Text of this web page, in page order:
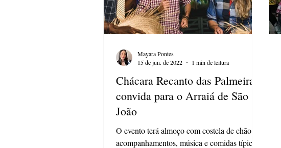
Chácara Recanto das Palmeiras
convida para o Arraiá de São
João
O evento terá almoço com costela de chão e
acompanhamentos, música e comidas típicas
Mayara Pontes
15 de jun. de 2022
1 min de leitura